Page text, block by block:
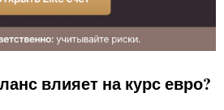
влияет на курс евро?